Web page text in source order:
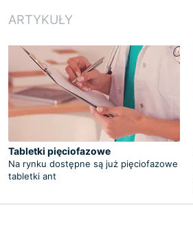
ARTYKUŁY
Tabletki pięciofazowe
Na rynku dostępne są już pięciofazowe
tabletki ant